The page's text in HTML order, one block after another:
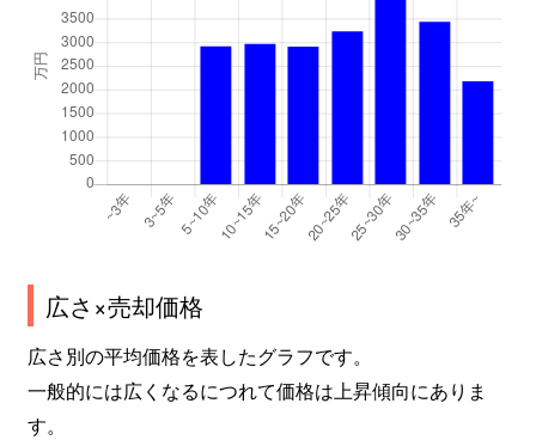
広さ×売却価格
広さ別の平均価格を表したグラフです。
一般的には広くなるにつれて価格は上昇傾向にありま
す。